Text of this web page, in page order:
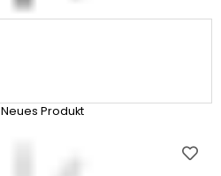
Neues Produkt